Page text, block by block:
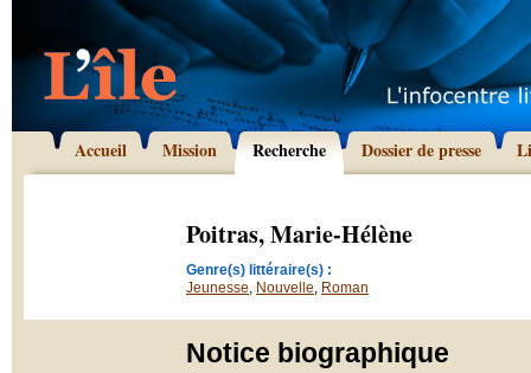
Accueil Mission Recherche Dossier de presse
Poitras, Marie-Hélène
Genre(s) littéraire(s) :
Jeunesse, Nouvelle, Roman
Notice biographique